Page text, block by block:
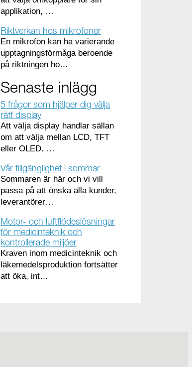
applikation, …
Riktverkan hos mikrofoner
En mikrofon kan ha varierande
upptagningsförmåga beroende
på riktningen ho…
Senaste inlägg
5 frågor som hjälper dig välja
rätt display
Att välja display handlar sällan
om att välja mellan LCD, TFT
eller OLED. …
Vår tillgänglighet i sommar
Sommaren är här och vi vill
passa på att önska alla kunder,
leverantörer…
Motor- och luftflödeslösningar
för medicinteknik och
kontrollerade miljöer
Kraven inom medicinteknik och
läkemedelsproduktion fortsätter
att öka, int…